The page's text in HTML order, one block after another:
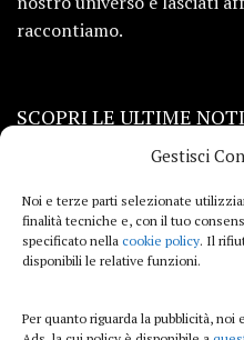
Gestisci
Noi e terze parti selezionate
finalità tecniche e, con il tuo
specificato nella cookie policy. Il
disponibili le relative funzioni.
Per quanto riguarda la pubblicità,
raccontiamo.
SCOPRI LE ULTIME
Viaggi
Beauty e benessere
Curiosità